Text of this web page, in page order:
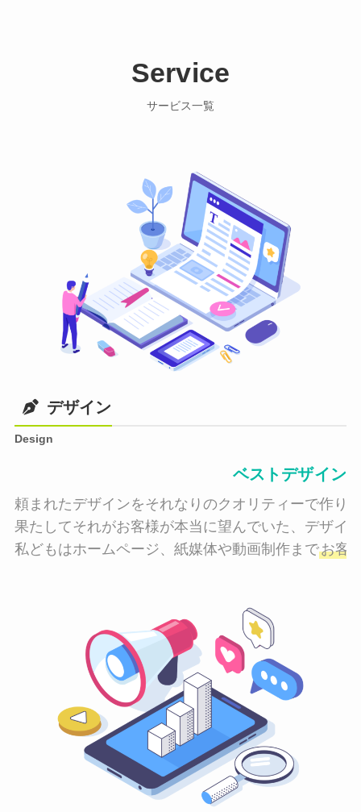
Service
サービス一覧
デザイン
Design
ベストデザイン
頼まれたデザインをそれなりのクオリティーで作り
果たしてそれがお客様が本当に望んでいた、デザイ
私どもはホームページ、紙媒体や動画制作までお客